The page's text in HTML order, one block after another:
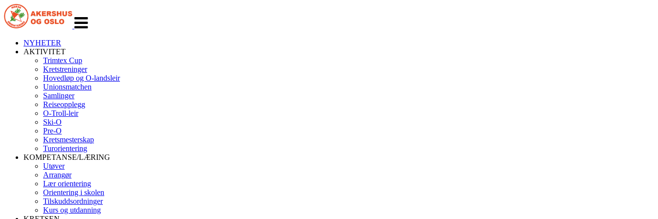
navigasjon
NYHETER
AKTIVITET
Trimtex Cup
Kretstreninger
Hovedløp og O-landsleir
Unionsmatchen
Samlinger
Reiseopplegg
O-Troll-leir
Ski-O
Pre-O
Kretsmesterskap
Turorientering
KOMPETANSE/LÆRING
Utøver
Arrangør
Lær orientering
Orientering i skolen
Tilskuddsordninger
Kurs og utdanning